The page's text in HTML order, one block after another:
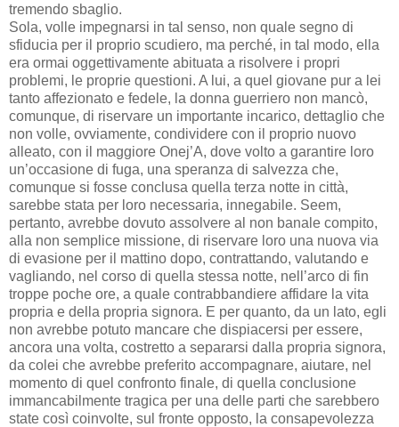
tremendo sbaglio.
Sola, volle impegnarsi in tal senso, non quale segno di
sfiducia per il proprio scudiero, ma perché, in tal modo, ella
era ormai oggettivamente abituata a risolvere i propri
problemi, le proprie questioni. A lui, a quel giovane pur a lei
tanto affezionato e fedele, la donna guerriero non mancò,
comunque, di riservare un importante incarico, dettaglio che
non volle, ovviamente, condividere con il proprio nuovo
alleato, con il maggiore Onej’A, dove volto a garantire loro
un’occasione di fuga, una speranza di salvezza che,
comunque si fosse conclusa quella terza notte in città,
sarebbe stata per loro necessaria, innegabile. Seem,
pertanto, avrebbe dovuto assolvere al non banale compito,
alla non semplice missione, di riservare loro una nuova via
di evasione per il mattino dopo, contrattando, valutando e
vagliando, nel corso di quella stessa notte, nell’arco di fin
troppe poche ore, a quale contrabbandiere affidare la vita
propria e della propria signora. E per quanto, da un lato, egli
non avrebbe potuto mancare che dispiacersi per essere,
ancora una volta, costretto a separarsi dalla propria signora,
da colei che avrebbe preferito accompagnare, aiutare, nel
momento di quel confronto finale, di quella conclusione
immancabilmente tragica per una delle parti che sarebbero
state così coinvolte, sul fronte opposto, la consapevolezza